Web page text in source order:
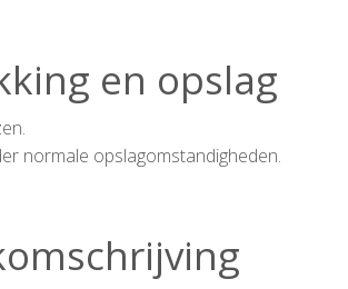
en opslag
normale opslagomstandigheden.